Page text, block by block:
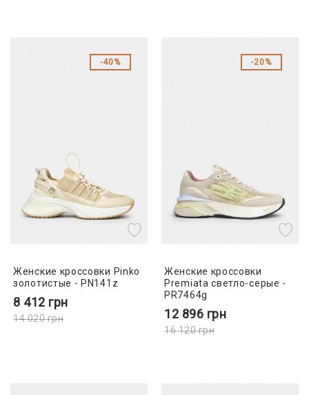
40%
Женские кроссовки Pinko
золотистые - PN141z
8 412 грн
14 020грн
20%
Женские кроссовки
Premiata светло-серые -
PR7464g
12 896 грн
16 120грн